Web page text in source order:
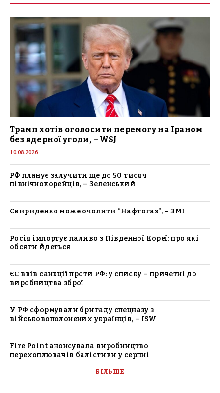
Трамп хотів оголосити перемогу на Іраном
без ядерної угоди, – WSJ
10.08.2026
РФ планує залучити ще до 50 тисяч
північнокорейців, – Зеленський
Свириденко може очолити “Нафтогаз”, – ЗМІ
Росія імпортує паливо з Південної Кореї: про які
обсяги йдеться
ЄС ввів санкції проти РФ: у списку – причетні до
виробництва зброї
У РФ сформували бригаду спецназу з
військовополонених українців, – ISW
Fire Point анонсувала виробництво
перехоплювачів балістики у серпні
БІЛЬШЕ